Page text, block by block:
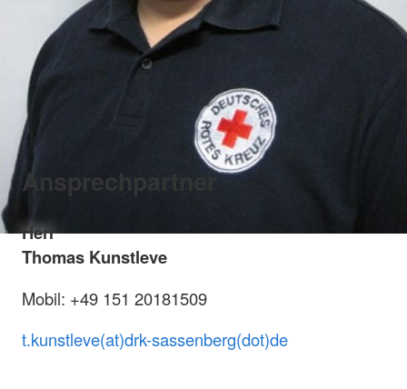
Ansprechpartner
Herr
Thomas Kunstleve
Mobil: +49 151 20181509
t.kunstleve(at)drk-sassenberg(dot)de